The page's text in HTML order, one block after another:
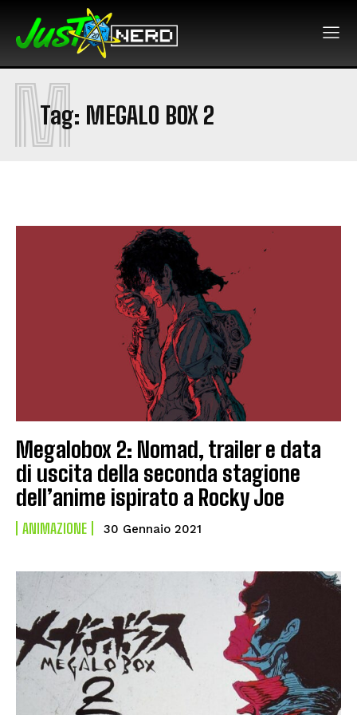
Tag: MEGALO BOX 2
M
Megalobox 2: Nomad, trailer e data
di uscita della seconda stagione
dell’anime ispirato a Rocky Joe
ANIMAZIONE 30 Gennaio 2021